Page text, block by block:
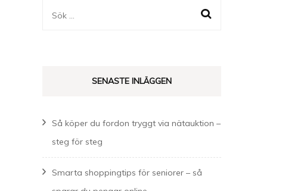
Sök
SENASTE INLÄGGEN
Så köper du fordon tryggt via nätauktion –
steg för steg
Smarta shoppingtips för seniorer – så